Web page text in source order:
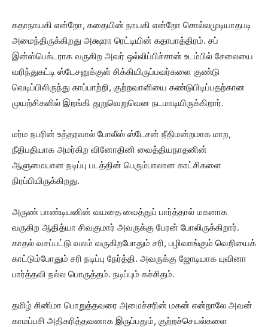
கதாநாயகி என்றோ, கதையின் நாயகி என்றோ சொல்லமுடியாதபடி
அமைந்திருக்கிறது அக்ஷரா ரெட்டியின் கதாபாத்திரம். சப்
இன்ஸ்பெக்டராக வருகிற அவர் ஒல்லிப்பிச்சான் உடம்பில் சேலையை
வரிந்துகட்டி ஸ்டேசனுக்குள் சிக்கியிருப்பவர்களை குண்டு
வெடிப்பிலிருந்து காப்பாற்றி, குற்றவாளியை கண்டுபிடிப்பதற்கான
முயற்சிகளில் இறங்கி துறுவெறுவென நடமாடியிருக்கிறார்.
மர்ம நபரின் உத்தரவால் போலீஸ் ஸ்டேசன் நீதிமன்றமாக மாற,
நீதிபதியாக அமர்கிற வினோதினி வைத்தியநாதனின்
ஆளுமையான நடிப்பு படத்தின் பெரும்பாலான காட்சிகளை
நிரப்பியிருக்கிறது.
அருண் பாண்டியனின் வயதை வைத்துப் பார்த்தால் மகனாக
வருகிற ஆதித்யா சிவகுமார் அவருக்கு பேரன் போலிருக்கிறார்.
காதல் வசப்பட்டு வலம் வருகிறபோதும் சரி, பழிவாங்கும் வெறியைக்
காட்டும்போதும் சரி நடிப்பு நேர்த்தி. அவருக்கு ஜோடியாக யுவினா
பார்த்தவி நல்ல பொருத்தம். நடிப்பும் கச்சிதம்.
தமிழ் சினிமா பொறுத்தவரை அமைச்சரின் மகன் என்றாலே அவன்
காமப்பசி அதிகரித்தவனாக இருப்பதும், குற்றச்செயல்களை